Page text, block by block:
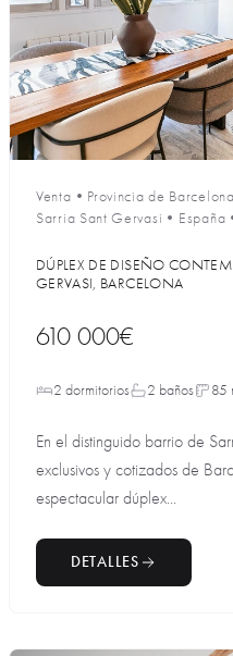
Venta • Provincia de Barcelona
Sarria Sant Gervasi • España
DÚPLEX DE DISEÑO
GERVASI, BARCELONA
610 000€
2 dormitorios 2 baños 85
En el distinguido barrio de
exclusivos y cotizados de
espectacular dúplex...
DETALLES